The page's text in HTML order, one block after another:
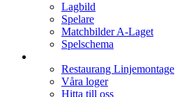
Lagbild
Spelare
Matchbilder A-Laget
Spelschema
Restaurang Linjemontage
Våra loger
Hitta till oss